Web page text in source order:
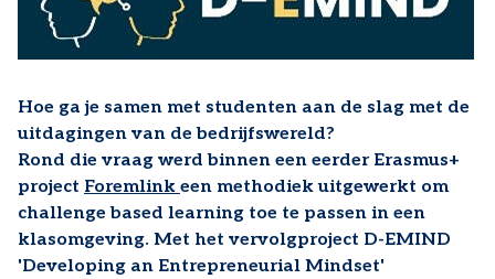
Hoe ga je samen met studenten aan de slag met de
uitdagingen van de bedrijfswereld?
Rond die vraag werd binnen een eerder Erasmus+
project Foremlink een methodiek uitgewerkt om
challenge based learning toe te passen in een
klasomgeving. Met het vervolgproject D-EMIND
'Developing an Entrepreneurial Mindset'